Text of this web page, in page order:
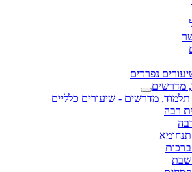
נפרדים
מדרשים
מדרשים - שיעורים כלליים
רבה